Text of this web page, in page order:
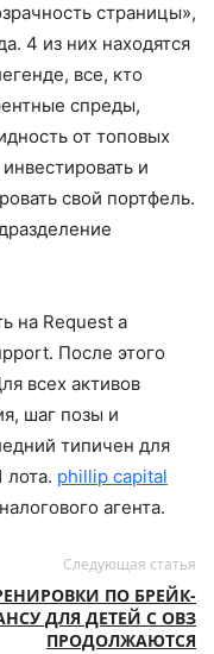
страницы»,
4 из них находятся
все, кто
спреды,
от топовых
и
свой портфель.
на Request a
После этого
всех активов
шаг позы и
типичен для
phillip capital
агента.
Следующая статья
ПО БРЕЙК-
ДЛЯ ДЕТЕЙ С ОВЗ
ПРОДОЛЖАЮТСЯ